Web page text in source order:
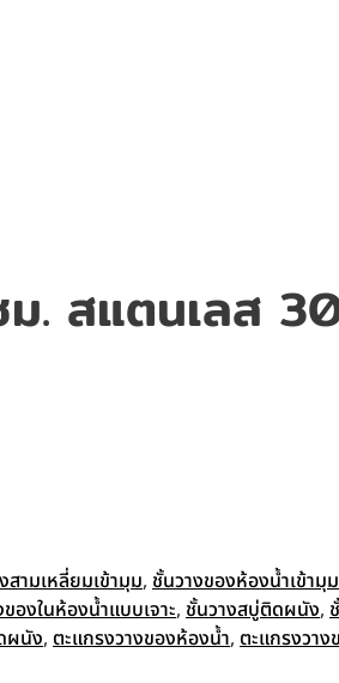
. สแตนเลส
สามเหลี่ยมเข้ามุม, ชั้นวางของห้องน้ำเข้ามุม
องในห้องน้ำแบบเจาะ, ชั้นวางสบู่ติดผนัง,
ผนัง, ตะแกรงวางของห้องน้ำ, ตะแกรงวาง